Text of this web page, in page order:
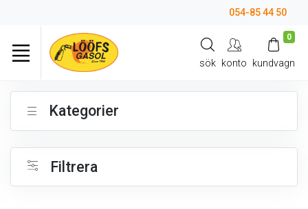
054-85 44 50
sök konto
0
kundvagn
Kategorier
Filtrera